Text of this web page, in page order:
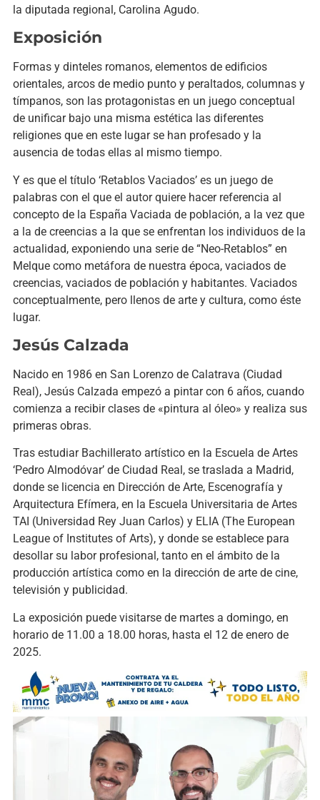
la diputada regional, Carolina Agudo.
Exposición
Formas y dinteles romanos, elementos de edificios
orientales, arcos de medio punto y peraltados, columnas y
tímpanos, son las protagonistas en un juego conceptual
de unificar bajo una misma estética las diferentes
religiones que en este lugar se han profesado y la
ausencia de todas ellas al mismo tiempo.
Y es que el título ‘Retablos Vaciados’ es un juego de
palabras con el que el autor quiere hacer referencia al
concepto de la España Vaciada de población, a la vez que
a la de creencias a la que se enfrentan los individuos de la
actualidad, exponiendo una serie de “Neo-Retablos” en
Melque como metáfora de nuestra época, vaciados de
creencias, vaciados de población y habitantes. Vaciados
conceptualmente, pero llenos de arte y cultura, como éste
lugar.
Jesús Calzada
Nacido en 1986 en San Lorenzo de Calatrava (Ciudad
Real), Jesús Calzada empezó a pintar con 6 años, cuando
comienza a recibir clases de «pintura al óleo» y realiza sus
primeras obras.
Tras estudiar Bachillerato artístico en la Escuela de Artes
‘Pedro Almodóvar’ de Ciudad Real, se traslada a Madrid,
donde se licencia en Dirección de Arte, Escenografía y
Arquitectura Efímera, en la Escuela Universitaria de Artes
TAI (Universidad Rey Juan Carlos) y ELIA (The European
League of Institutes of Arts), y donde se establece para
desollar su labor profesional, tanto en el ámbito de la
producción artística como en la dirección de arte de cine,
televisión y publicidad.
La exposición puede visitarse de martes a domingo, en
horario de 11.00 a 18.00 horas, hasta el 12 de enero de
2025.